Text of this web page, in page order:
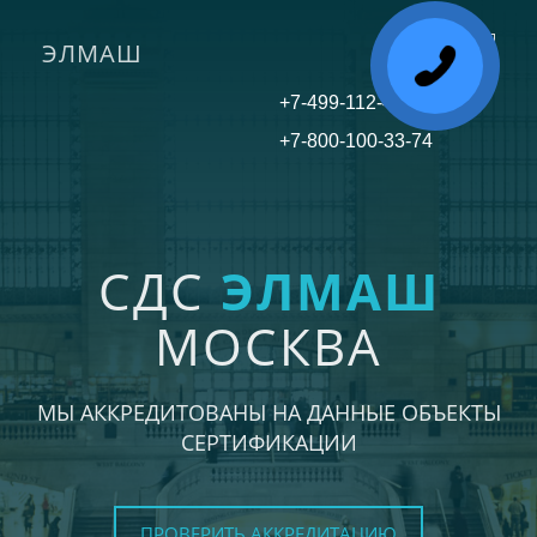
Toggle
ЭЛМАШ
СДС ЭЛМАШ
МОСКВА
МЫ АККРЕДИТОВАНЫ НА ДАННЫЕ ОБЪЕКТЫ
СЕРТИФИКАЦИИ
+7-499-112-45-81
+7-800-100-33-74